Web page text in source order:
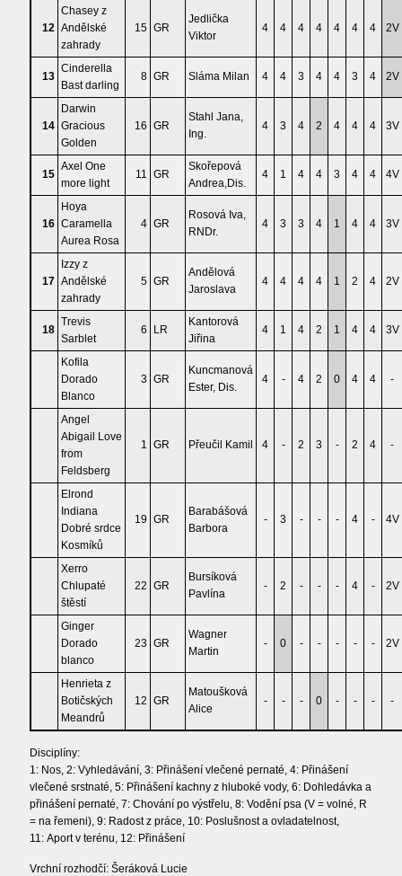
12
Chasey z
Andělské
zahrady
15 GR
Jedlička
Viktor
4 4 4 4 4 4 4 2V
13
Cinderella
Bast darling
8 GR Sláma Milan 4 4 3 4 4 3 4 2V
14
Darwin
Gracious
Golden
16 GR
Stahl Jana,
Ing.
4 3 4 2 4 4 4 3V
15
Axel One
more light
11 GR
Skořepová
Andrea,Dis.
4 1 4 4 3 4 4 4V
16
Hoya
Caramella
Aurea Rosa
4 GR
Rosová Iva,
RNDr.
4 3 3 4 1 4 4 3V
17
Izzy z
Andělské
zahrady
5 GR
Andělová
Jaroslava
4 4 4 4 1 2 4 2V
18
Trevis
Sarblet
6 LR
Kantorová
Jiřina
4 1 4 2 1 4 4 3V
Kofila
Dorado
Blanco
3 GR
Kuncmanová
Ester, Dis.
4 - 4 2 0 4 4 -
Angel
Abigail Love
from
Feldsberg
1 GR Přeučil Kamil 4 - 2 3 - 2 4 -
Elrond
Indiana
Dobré srdce
Kosmíků
19 GR
Barabášová
Barbora
- 3 - - - 4 - 4V
Xerro
Chlupaté
štěstí
22 GR
Bursíková
Pavlína
- 2 - - - 4 - 2V
Ginger
Dorado
blanco
23 GR
Wagner
Martin
- 0 - - - - - 2V
Henrieta z
Botičských
Meandrů
12 GR
Matoušková
Alice
- - - 0 - - - -
Disciplíny:
1: Nos, 2: Vyhledávání, 3: Přinášení vlečené pernaté, 4: Přinášení
vlečené srstnaté, 5: Přinášení kachny z hluboké vody, 6: Dohledávka a
přinášení pernaté, 7: Chování po výstřelu, 8: Vodění psa (V = volné, R
= na řemeni), 9: Radost z práce, 10: Poslušnost a ovladatelnost,
11: Aport v terénu, 12: Přinášení
Vrchní rozhodčí: Šeráková Lucie